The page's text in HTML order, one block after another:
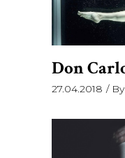
Don
27.04.2018 By